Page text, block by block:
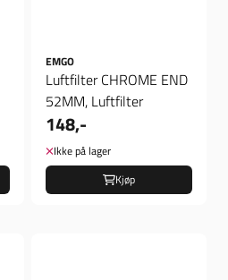
EMGO
Luftfilter CHROME END
52MM, Luftfilter
148,-
Ikke på lager
Kjøp